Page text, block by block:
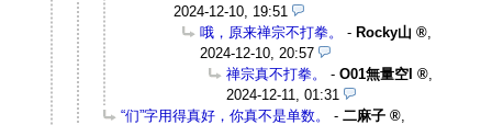
2024-12-10, 19:51
哦，原来禅宗不打拳。
- Rocky山
2024-12-10, 20:57
禅宗真不打拳。
- O01無量空I
2024-12-11, 01:31
“们”字用得真好，你真不是单数。
- 二麻子